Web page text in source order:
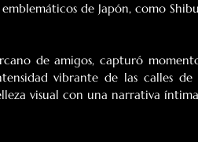
de Japón, como
de amigos, capturó
vibrante de las calles de
visual con una narrativa